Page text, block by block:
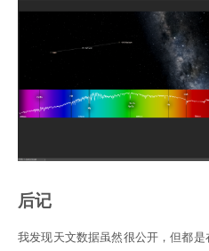
后记
我发现天文数据虽然很公开，但都